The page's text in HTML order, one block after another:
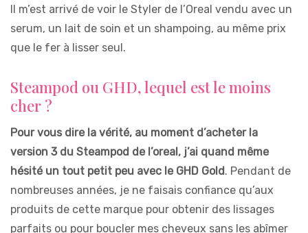
Il m’est arrivé de voir le Styler de l’Oreal vendu avec un
serum, un lait de soin et un shampoing, au même prix
que le fer à lisser seul.
Steampod ou GHD, lequel est le moins
cher ?
Pour vous dire la vérité, au moment d’acheter la
version 3 du Steampod de l’oreal, j’ai quand même
hésité un tout petit peu avec le GHD Gold. Pendant de
nombreuses années, je ne faisais confiance qu’aux
produits de cette marque pour obtenir des lissages
parfaits ou pour boucler mes cheveux sans les abîmer